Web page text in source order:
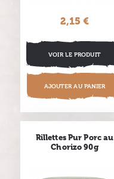
Prix
2,15 €
VOIR LE PRODUIT
AJOUTER AU PANIER
Rillettes Pur Porc au
Chorizo 90g